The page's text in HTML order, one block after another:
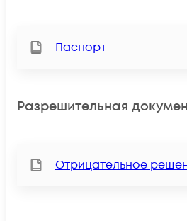
Паспорт
Разрешительная
Отрицательное